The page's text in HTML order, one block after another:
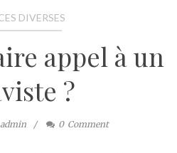
DIVERSES
appel à un
?
admin 0 Comment